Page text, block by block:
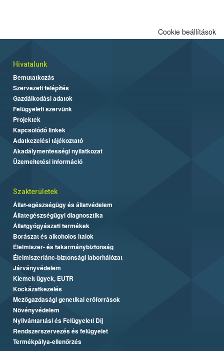
Cookie beállítások
Hivatalunk
Bemutatkozás
Szervezeti felépítés
Gazdálkodási adatok
Felügyeleti szervünk
Projektek
Kapcsolódó linkek
Adatkezelési tájékoztató
Akadálymentességi nyilatkozat
Üzemeltetési információ
Szakterületek
Állat-egészségügy és állatvédelem
Állategészségügyi diagnosztika
Állatgyógyászati termékek
Borászat és alkoholos italok
Élelmiszer- és takarmánybiztonság
Élelmiszerlánc-biztonsági laborhálózat
Járványvédelem
Kiemelt ügyek, EUTR
Kockázatkezelés
Mezőgazdasági genetikai erőforrások
Növényvédelem
Nyilvántartási és Felügyeleti Díj
Rendszerszervezés és felügyelet
Termékpálya-ellenőrzés